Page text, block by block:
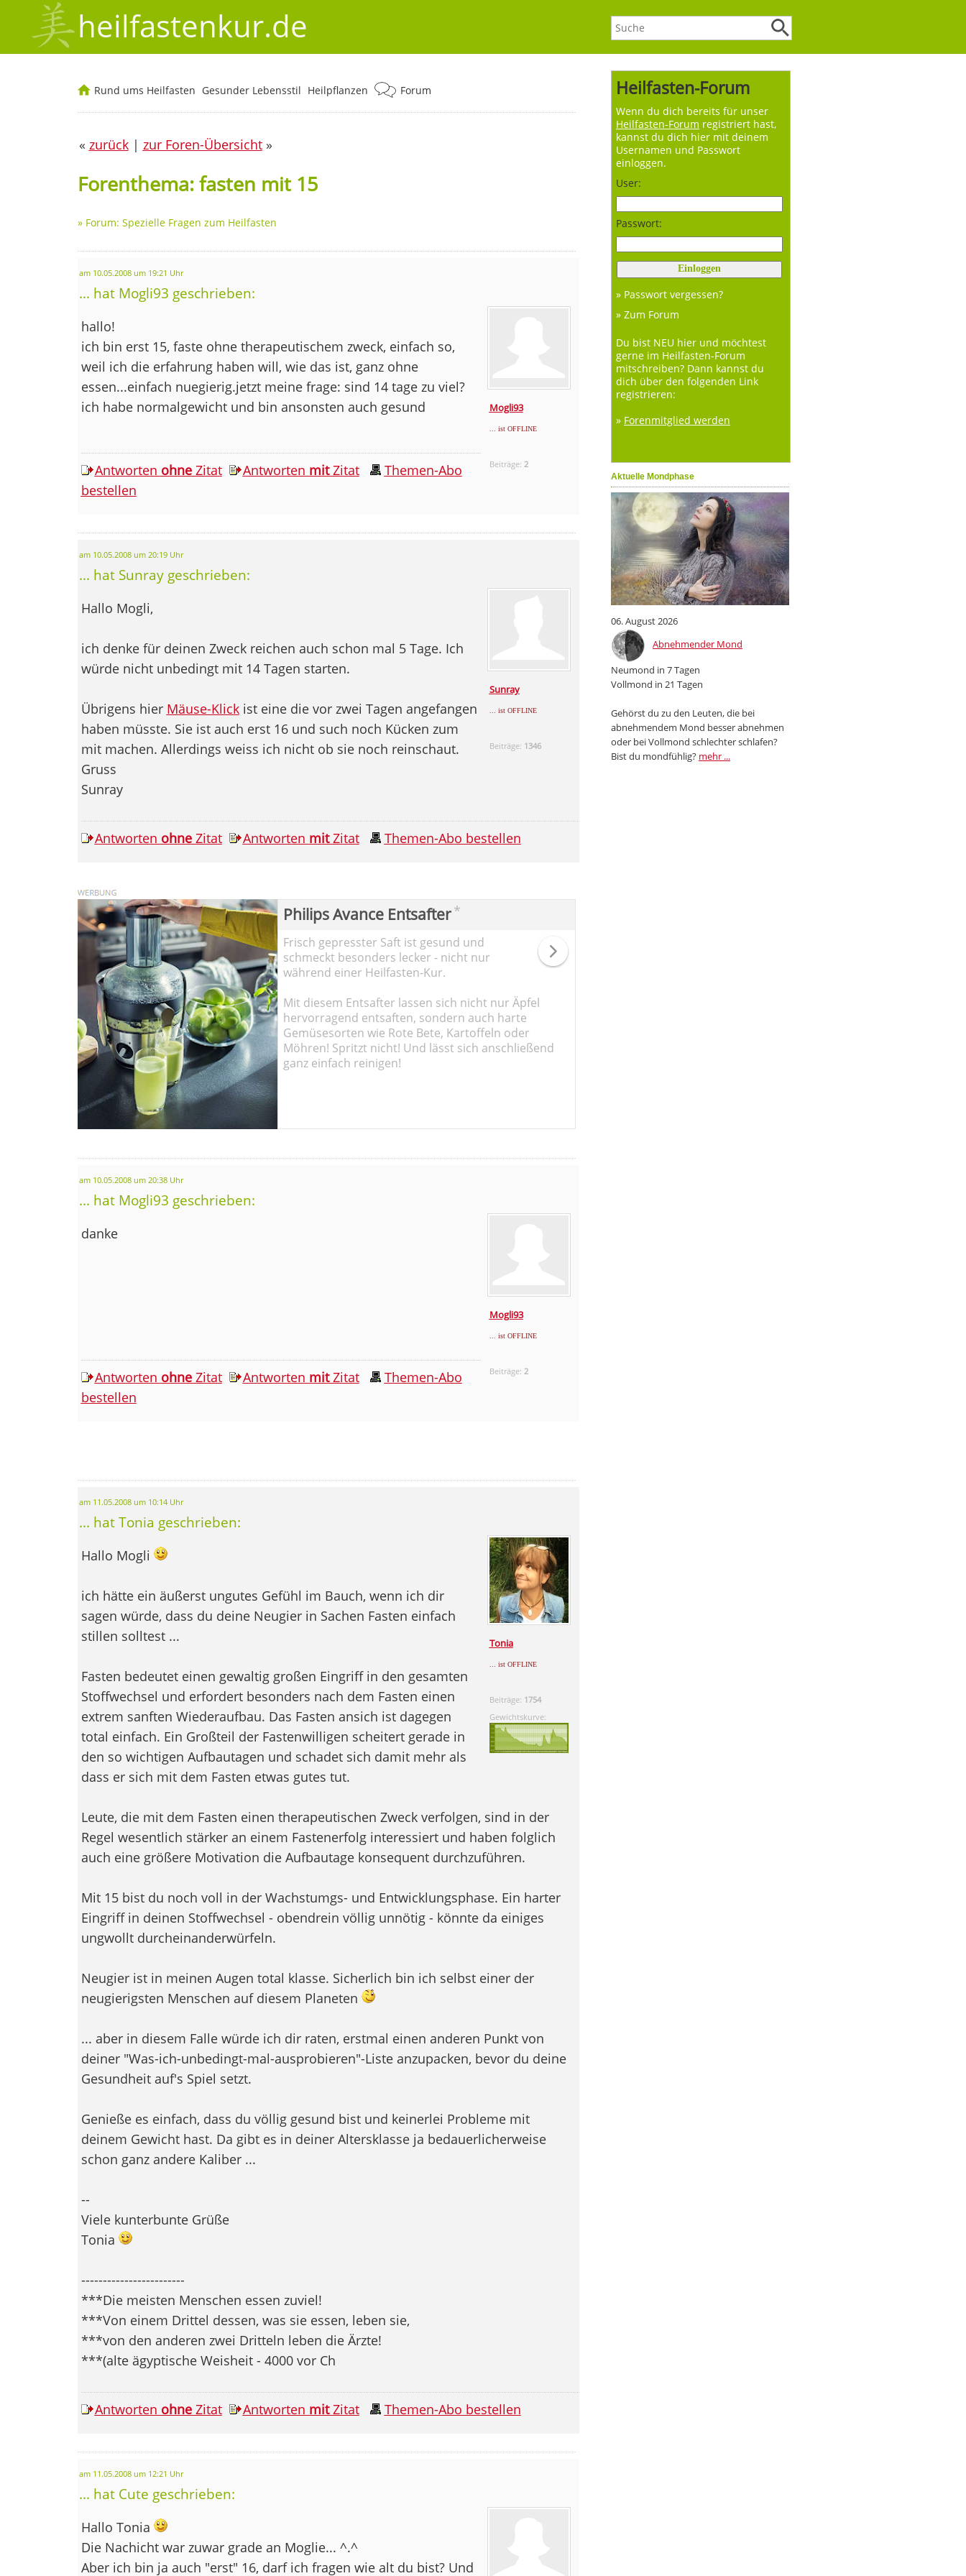
heilfastenkur.de
Heilfasten-Forum
Wenn du dich bereits für unser
Heilfasten-Forum registriert hast,
kannst du dich hier mit deinem
Usernamen und Passwort
einloggen.
User:
Passwort:
» Passwort vergessen?
» Zum Forum
Du bist NEU hier und möchtest
gerne im Heilfasten-Forum
mitschreiben? Dann kannst du
dich über den folgenden Link
registrieren:
» Forenmitglied werden
Aktuelle Mondphase
06. August 2026
Abnehmender Mond
Neumond in 7 Tagen
Vollmond in 21 Tagen
Gehörst du zu den Leuten, die bei
abnehmendem Mond besser abnehmen
oder bei Vollmond schlechter schlafen?
Bist du mondfühlig? mehr ...
Rund ums Heilfasten Gesunder Lebensstil Heilpflanzen Forum
« zurück| zur Foren-Übersicht»
Forenthema: fasten mit 15
» Forum: Spezielle Fragen zum Heilfasten
am 10.05.2008 um 19:21 Uhr
... hat Mogli93 geschrieben:
Mogli93
... ist OFFLINE
Beiträge: 2
hallo!
ich bin erst 15, faste ohne therapeutischem zweck, einfach so,
weil ich die erfahrung haben will, wie das ist, ganz ohne
essen...einfach nuegierig.jetzt meine frage: sind 14 tage zu viel?
ich habe normalgewicht und bin ansonsten auch gesund
Antworten ohneZitat Antworten mitZitat
Themen-Abo
bestellen
am 10.05.2008 um 20:19 Uhr
... hat Sunray geschrieben:
Sunray
... ist OFFLINE
Beiträge: 1346
Hallo Mogli,
ich denke für deinen Zweck reichen auch schon mal 5 Tage. Ich
würde nicht unbedingt mit 14 Tagen starten.
Übrigens hier Mäuse-Klickist eine die vor zwei Tagen angefangen
haben müsste. Sie ist auch erst 16 und such noch Kücken zum
mit machen. Allerdings weiss ich nicht ob sie noch reinschaut.
Gruss
Sunray
Antworten ohneZitat Antworten mitZitat Themen-Abo bestellen
Philips Avance Entsafter*
Frisch gepresster Saft ist gesund und
schmeckt besonders lecker - nicht nur
während einer Heilfasten-Kur.
Mit diesem Entsafter lassen sich nicht nur Äpfel
hervorragend entsaften, sondern auch harte
Gemüsesorten wie Rote Bete, Kartoffeln oder
Möhren! Spritzt nicht! Und lässt sich anschließend
ganz einfach reinigen!
am 10.05.2008 um 20:38 Uhr
... hat Mogli93 geschrieben:
Mogli93
... ist OFFLINE
Beiträge: 2
danke
Antworten ohneZitat Antworten mitZitat
Themen-Abo
bestellen
am 11.05.2008 um 10:14 Uhr
... hat Tonia geschrieben:
Tonia
... ist OFFLINE
Beiträge: 1754
Gewichtskurve:
Hallo Mogli
ich hätte ein äußerst ungutes Gefühl im Bauch, wenn ich dir
sagen würde, dass du deine Neugier in Sachen Fasten einfach
stillen solltest ...
Fasten bedeutet einen gewaltig großen Eingriff in den gesamten
Stoffwechsel und erfordert besonders nach dem Fasten einen
extrem sanften Wiederaufbau. Das Fasten ansich ist dagegen
total einfach. Ein Großteil der Fastenwilligen scheitert gerade in
den so wichtigen Aufbautagen und schadet sich damit mehr als
dass er sich mit dem Fasten etwas gutes tut.
Leute, die mit dem Fasten einen therapeutischen Zweck verfolgen, sind in der
Regel wesentlich stärker an einem Fastenerfolg interessiert und haben folglich
auch eine größere Motivation die Aufbautage konsequent durchzuführen.
Mit 15 bist du noch voll in der Wachstumgs- und Entwicklungsphase. Ein harter
Eingriff in deinen Stoffwechsel - obendrein völlig unnötig - könnte da einiges
ungwollt durcheinanderwürfeln.
Neugier ist in meinen Augen total klasse. Sicherlich bin ich selbst einer der
neugierigsten Menschen auf diesem Planeten
... aber in diesem Falle würde ich dir raten, erstmal einen anderen Punkt von
deiner "Was-ich-unbedingt-mal-ausprobieren"-Liste anzupacken, bevor du deine
Gesundheit auf's Spiel setzt.
Genieße es einfach, dass du völlig gesund bist und keinerlei Probleme mit
deinem Gewicht hast. Da gibt es in deiner Altersklasse ja bedauerlicherweise
schon ganz andere Kaliber ...
--
Viele kunterbunte Grüße
Tonia
------------------------
***Die meisten Menschen essen zuviel!
***Von einem Drittel dessen, was sie essen, leben sie,
***von den anderen zwei Dritteln leben die Ärzte!
***(alte ägyptische Weisheit - 4000 vor Ch
Antworten ohneZitat Antworten mitZitat Themen-Abo bestellen
am 11.05.2008 um 12:21 Uhr
... hat Cute geschrieben:
Hallo Tonia
Die Nachicht war zuwar grade an Moglie... ^.^
Aber ich bin ja auch "erst" 16, darf ich fragen wie alt du bist? Und